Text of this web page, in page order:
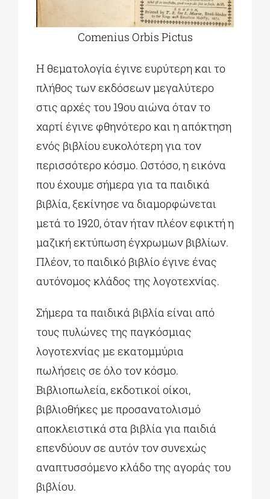
Comenius Orbis Pictus
Η θεματολογία έγινε ευρύτερη και το
πλήθος των εκδόσεων μεγαλύτερο
στις αρχές του 19ου αιώνα όταν το
χαρτί έγινε φθηνότερο και η απόκτηση
ενός βιβλίου ευκολότερη για τον
περισσότερο κόσμο. Ωστόσο, η εικόνα
που έχουμε σήμερα για τα παιδικά
βιβλία, ξεκίνησε να διαμορφώνεται
μετά το 1920, όταν ήταν πλέον εφικτή η
μαζική εκτύπωση έγχρωμων βιβλίων.
Πλέον, το παιδικό βιβλίο έγινε ένας
αυτόνομος κλάδος της λογοτεχνίας.
Σήμερα τα παιδικά βιβλία είναι από
τους πυλώνες της παγκόσμιας
λογοτεχνίας με εκατομμύρια
πωλήσεις σε όλο τον κόσμο.
Βιβλιοπωλεία, εκδοτικοί οίκοι,
βιβλιοθήκες με προσανατολισμό
αποκλειστικά στα βιβλία για παιδιά
επενδύουν σε αυτόν τον συνεχώς
αναπτυσσόμενο κλάδο της αγοράς του
βιβλίου.